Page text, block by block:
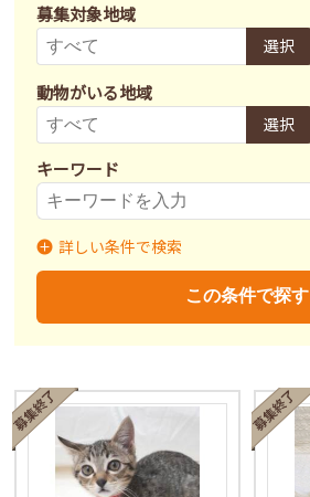
募集対象地域
選択
動物がいる地域
選択
キーワード
募集状況
不妊去勢手術
済 未 不明
詳しい条件で検索
この条件で探す